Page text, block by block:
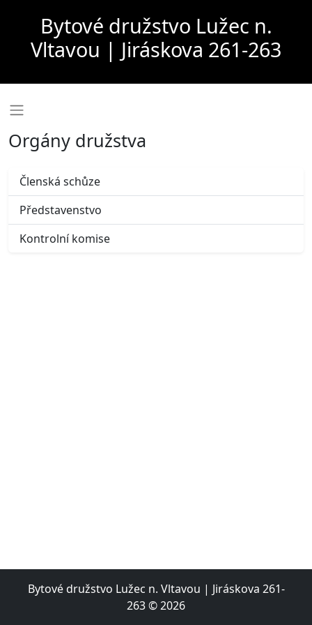
Bytové družstvo Lužec n.
Vltavou | Jiráskova 261-263
Orgány družstva
Členská schůze
Představenstvo
Kontrolní komise
Bytové družstvo Lužec n. Vltavou | Jiráskova 261-
263 © 2026